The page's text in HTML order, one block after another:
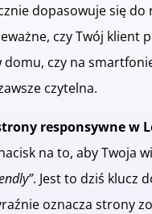
dopasowuje się do
czy Twój klient
domu, czy na
czytelna.
responsywne w
na to, aby Twoja
. Jest to dziś klucz
oznacza strony